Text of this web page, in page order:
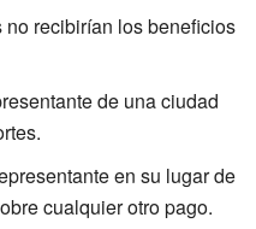
recibirían los beneficios
de una ciudad
en su lugar de
cualquier otro pago.